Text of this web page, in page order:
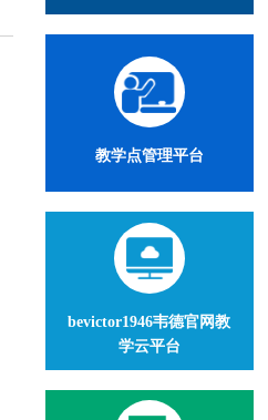
教学点管理平台
bevictor1946韦德官网教
学云平台